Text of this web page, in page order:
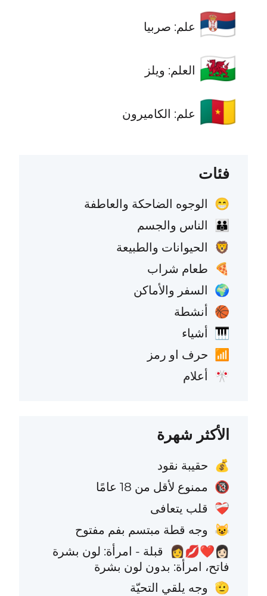
🇷🇸 علم: صربيا
🏴󠁧󠁢󠁷󠁬󠁳󠁿 العلم: ويلز
🇨🇲 علم: الكاميرون
فئات
😁 الوجوه الضاحكة والعاطفة
👪 الناس والجسم
🦁 الحيوانات والطبيعة
🍕 طعام شراب
🌍 السفر والأماكن
🏀 أنشطة
🎹 أشياء
📶 حرف او رمز
🎌 أعلام
الأكثر شهرة
💰 حقيبة نقود
🔞 ممنوع لأقل من 18 عامًا
❤️‍🩹 قلب يتعافى
😺 وجه قطة مبتسم بفم مفتوح
👩🏻‍❤️‍💋‍👩
قبلة - امرأة: لون بشرة
فاتح، امرأة: بدون لون بشرة
🫡 وجه يلقي التحيّة